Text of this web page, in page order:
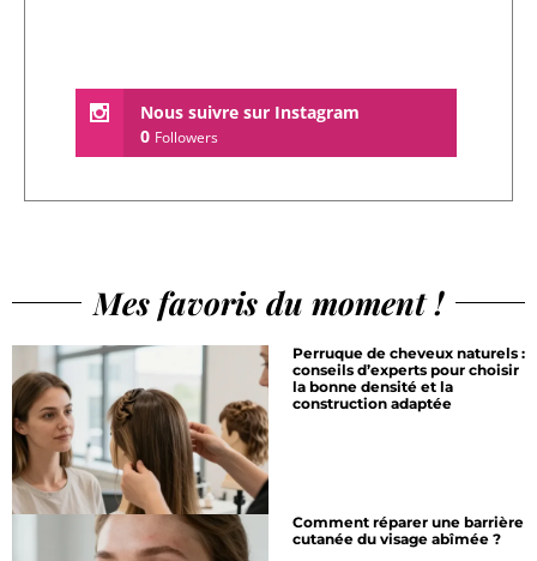
Nous suivre sur Instagram
0 Followers
Mes favoris du moment !
Perruque de cheveux naturels :
conseils d’experts pour choisir
la bonne densité et la
construction adaptée
Comment réparer une barrière
cutanée du visage abîmée ?